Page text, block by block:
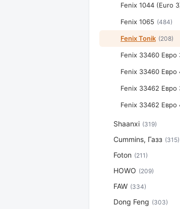
Fenix 1044 (Euro
Fenix 1065 (484)
Fenix Tonik (208)
Fenix 33460 Евро
Fenix 33460 Евро
Fenix 33462 Евро
Fenix 33462 Евро
Shaanxi (319)
Cummins, Газз (315)
Foton (211)
HOWO (209)
FAW (334)
Dong Feng (303)